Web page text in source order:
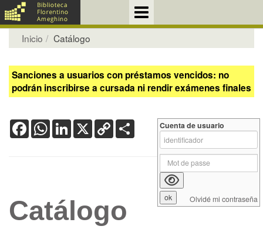
Inicio Catálogo
Sanciones a usuarios con préstamos vencidos: no
podrán inscribirse a cursada ni rendir exámenes finales
FacebookWhatsApp
LinkedIn
X Copy
Link
Catálogo
Cuenta de usuario
Olvidé mi contraseña